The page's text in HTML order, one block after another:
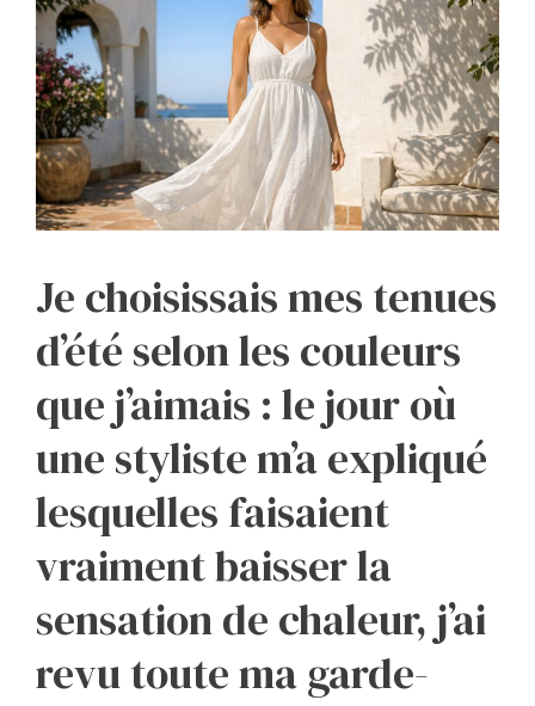
Je choisissais mes tenues
d’été selon les couleurs
que j’aimais : le jour où
une styliste m’a expliqué
lesquelles faisaient
vraiment baisser la
sensation de chaleur, j’ai
revu toute ma garde-